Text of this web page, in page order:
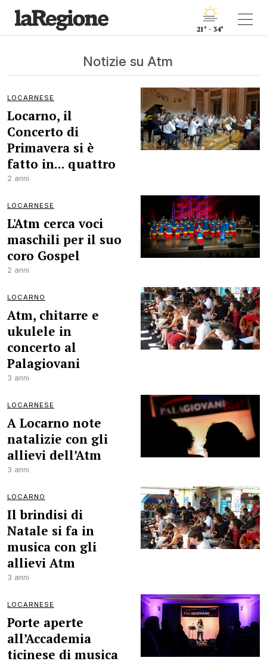
21° - 34°
Notizie su Atm
LOCARNESE
Locarno, il
Concerto di
Primavera si è
fatto in... quattro
2 anni
LOCARNESE
L'Atm cerca voci
maschili per il suo
coro Gospel
2 anni
LOCARNO
Atm, chitarre e
ukulele in
concerto al
Palagiovani
3 anni
LOCARNESE
A Locarno note
natalizie con gli
allievi dell’Atm
3 anni
LOCARNO
Il brindisi di
Natale si fa in
musica con gli
allievi Atm
3 anni
LOCARNESE
Porte aperte
all’Accademia
ticinese di musica